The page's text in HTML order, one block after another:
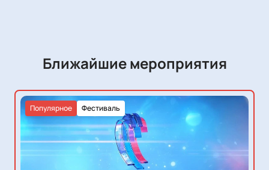
Ближайшие мероприятия
Фестиваль
Популярное